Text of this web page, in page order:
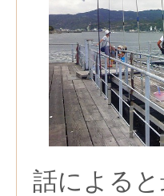
話による